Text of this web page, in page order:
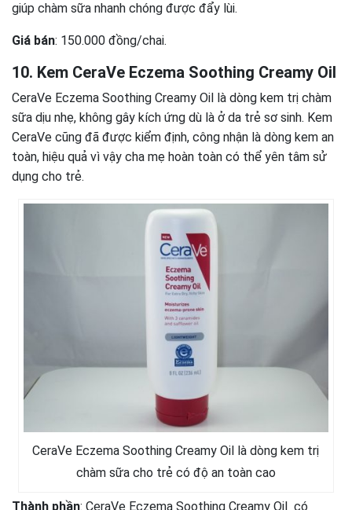
giúp chàm sữa nhanh chóng được đẩy lùi.
Giá bán: 150.000 đồng/chai.
10. Kem CeraVe Eczema Soothing Creamy Oil
CeraVe Eczema Soothing Creamy Oil là dòng kem trị chàm
sữa dịu nhẹ, không gây kích ứng dù là ở da trẻ sơ sinh. Kem
CeraVe cũng đã được kiểm định, công nhận là dòng kem an
toàn, hiệu quả vì vậy cha mẹ hoàn toàn có thể yên tâm sử
dụng cho trẻ.
CeraVe Eczema Soothing Creamy Oil là dòng kem trị
chàm sữa cho trẻ có độ an toàn cao
Thành phần: CeraVe Eczema Soothing Creamy Oil có